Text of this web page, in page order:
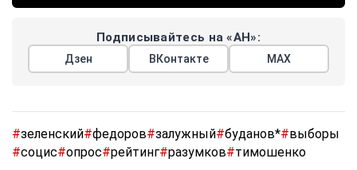
Подписывайтесь на «АН»:
Дзен ВКонтакте МАХ
#зеленский#федоров#залужный#буданов*#выборы
#социс#опрос#рейтинг#разумков#тимошенко